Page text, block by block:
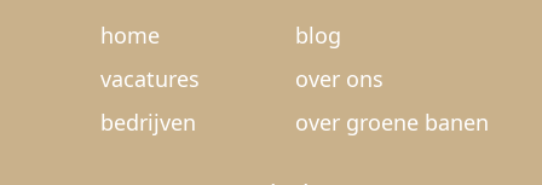
home
vacatures
bedrijven
blog
over ons
over groene banen